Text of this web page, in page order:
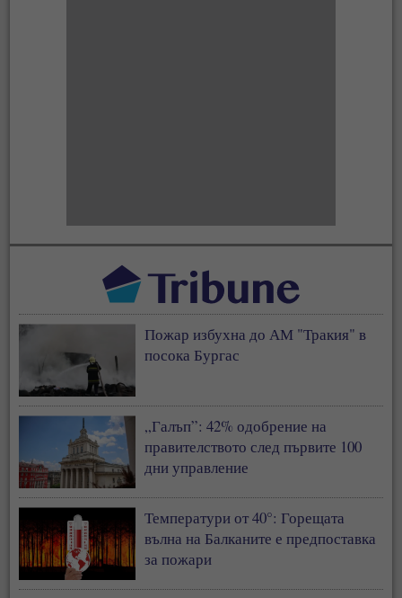
Пожар избухна до АМ "Тракия" в
посока Бургас
„Галъп”: 42% одобрение на
правителството след първите 100
дни управление
Температури от 40°: Горещата
вълна на Балканите е предпоставка
за пожари